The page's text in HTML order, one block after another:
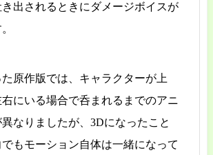
出されるときにダメージボイスが
た原作版では、キャラクターが上
にいる場合で呑まれるまでのアニ
異なりましたが、3Dになったこと
もモーション自体は一緒になって